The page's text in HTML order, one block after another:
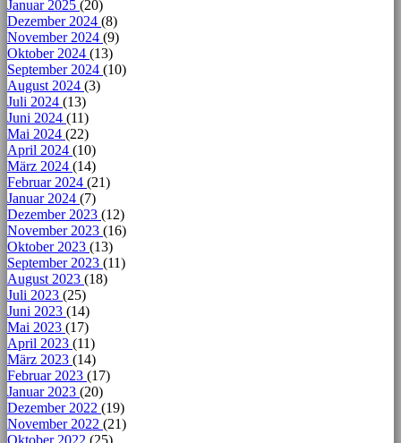
Januar 2025 (20)
Dezember 2024 (8)
November 2024 (9)
Oktober 2024 (13)
September 2024 (10)
August 2024 (3)
Juli 2024 (13)
Juni 2024 (11)
Mai 2024 (22)
April 2024 (10)
März 2024 (14)
Februar 2024 (21)
Januar 2024 (7)
Dezember 2023 (12)
November 2023 (16)
Oktober 2023 (13)
September 2023 (11)
August 2023 (18)
Juli 2023 (25)
Juni 2023 (14)
Mai 2023 (17)
April 2023 (11)
März 2023 (14)
Februar 2023 (17)
Januar 2023 (20)
Dezember 2022 (19)
November 2022 (21)